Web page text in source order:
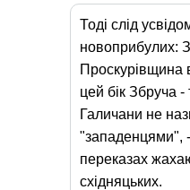
Тоді слід
новоприбулих:
Проскурівщина
цей бік Збруча
Галичани не
"западенцями",
переказах
східняцьких.